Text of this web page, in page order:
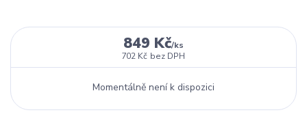
849 Kč/ks
702 Kč bez DPH
Momentálně není k dispozici